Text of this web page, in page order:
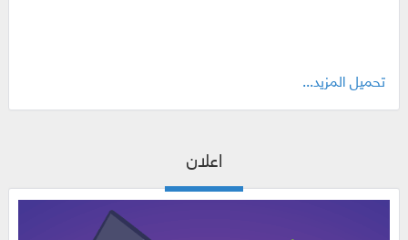
تحميل المزيد...
اعلان